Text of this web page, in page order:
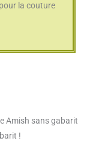
la couture
Amish sans gabarit
!